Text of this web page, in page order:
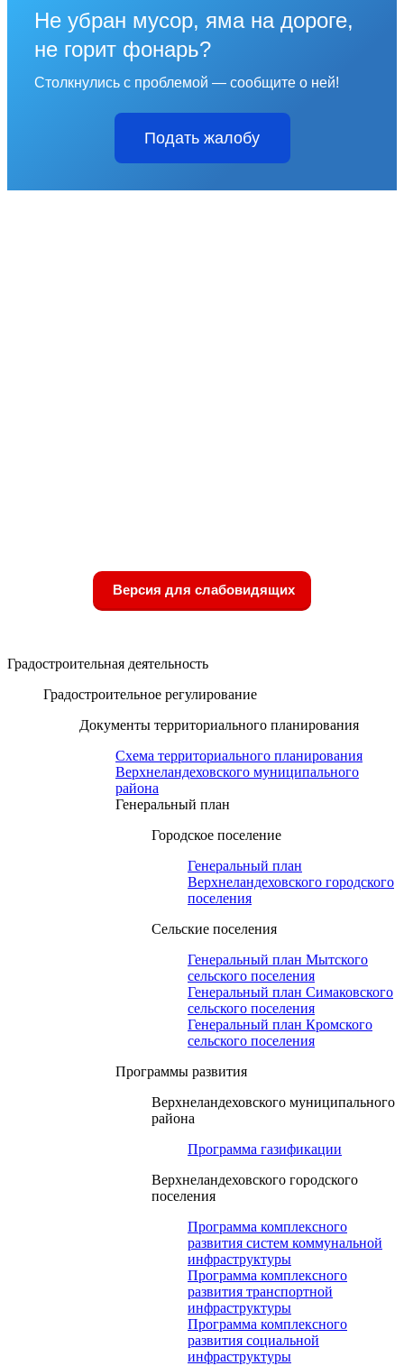
Не убран мусор, яма на дороге,
не горит фонарь?
Столкнулись с проблемой — сообщите о ней!
Подать жалобу
Версия для слабовидящих
Градостроительная деятельность
Градостроительное регулирование
Документы территориального планирования
Схема территориального планирования
Верхнеландеховского муниципального
района
Генеральный план
Городское поселение
Генеральный план
Верхнеландеховского городского
поселения
Сельские поселения
Генеральный план Мытского
сельского поселения
Генеральный план Симаковского
сельского поселения
Генеральный план Кромского
сельского поселения
Программы развития
Верхнеландеховского муниципального
района
Программа газификации
Верхнеландеховского городского
поселения
Программа комплексного
развития систем коммунальной
инфраструктуры
Программа комплексного
развития транспортной
инфраструктуры
Программа комплексного
развития социальной
инфраструктуры